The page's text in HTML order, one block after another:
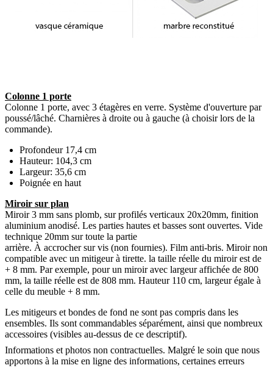
Colonne 1 porte
Colonne 1 porte, avec 3 étagères en verre. Système d'ouverture par
poussé/lâché. Charnières à droite ou à gauche (à choisir lors de la
commande).
Profondeur 17,4 cm
Hauteur: 104,3 cm
Largeur: 35,6 cm
Poignée en haut
Miroir sur plan
Miroir 3 mm sans plomb, sur profilés verticaux 20x20mm, finition
aluminium anodisé. Les parties hautes et basses sont ouvertes. Vide
technique 20mm sur toute la partie
arrière. À accrocher sur vis (non fournies). Film anti-bris. Miroir non
compatible avec un mitigeur à tirette. la taille réelle du miroir est de
+ 8 mm. Par exemple, pour un miroir avec largeur affichée de 800
mm, la taille réelle est de 808 mm. Hauteur 110 cm, largeur égale à
celle du meuble + 8 mm.
Les mitigeurs et bondes de fond ne sont pas compris dans les
ensembles. Ils sont commandables séparément, ainsi que nombreux
accessoires (visibles au-dessus de ce descriptif).
Informations et photos non contractuelles. Malgré le soin que nous
apportons à la mise en ligne des informations, certaines erreurs